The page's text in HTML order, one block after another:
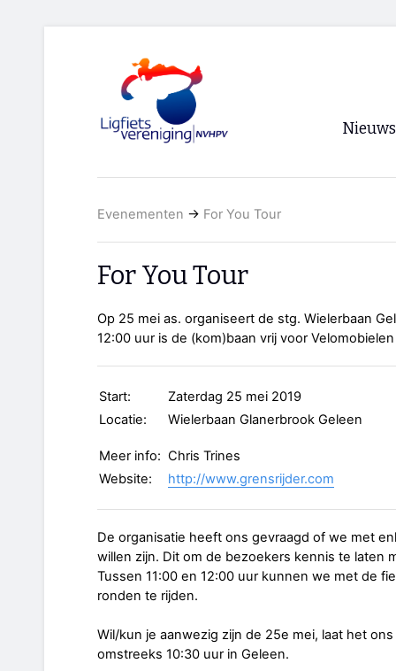
Nieuws
Evenementen → For You Tour
For You Tour
Op 25 mei as. organiseert de stg. Wielerbaan
12:00 uur is de (kom)baan vrij voor
Start:
Zaterdag 25 mei 2019
Locatie:
Wielerbaan Glanerbrook Geleen
Meer info: Chris Trines
Website:
http://www.grensrijder.com
De organisatie heeft ons gevraagd of we met
willen zijn. Dit om de bezoekers kennis te laten
Tussen 11:00 en 12:00 uur kunnen we met de
ronden te rijden.
Wil/kun je aanwezig zijn de 25e mei, laat het
omstreeks 10:30 uur in Geleen.